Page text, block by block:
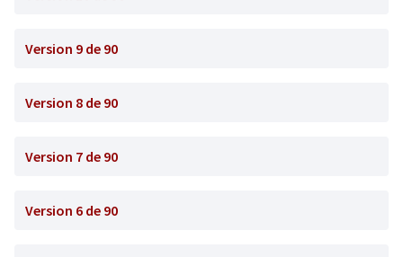
Version 9 de 90
Version 8 de 90
Version 7 de 90
Version 6 de 90